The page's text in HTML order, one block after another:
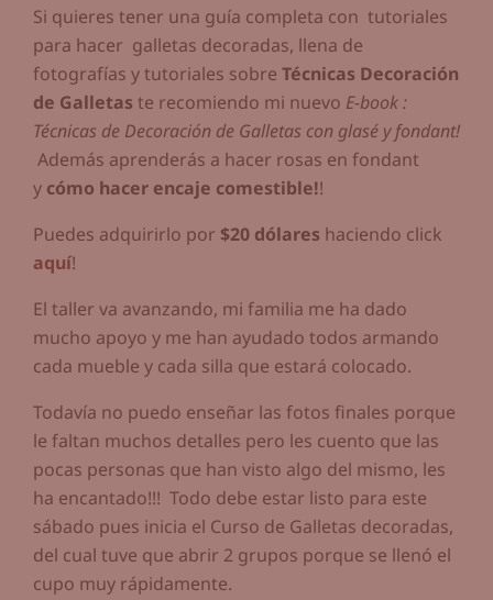
Si quieres tener una guía completa con tutoriales
para hacer galletas decoradas, llena de
fotografías y tutoriales sobre Técnicas Decoración
de Galletas te recomiendo mi nuevo E-book :
Técnicas de Decoración de Galletas con glasé y fondant!
Además aprenderás a hacer rosas en fondant
y cómo hacer encaje comestible!!
Puedes adquirirlo por $20 dólares haciendo click
aquí!
El taller va avanzando, mi familia me ha dado
mucho apoyo y me han ayudado todos armando
cada mueble y cada silla que estará colocado.
Todavía no puedo enseñar las fotos finales porque
le faltan muchos detalles pero les cuento que las
pocas personas que han visto algo del mismo, les
ha encantado!!! Todo debe estar listo para este
sábado pues inicia el Curso de Galletas decoradas,
del cual tuve que abrir 2 grupos porque se llenó el
cupo muy rápidamente.